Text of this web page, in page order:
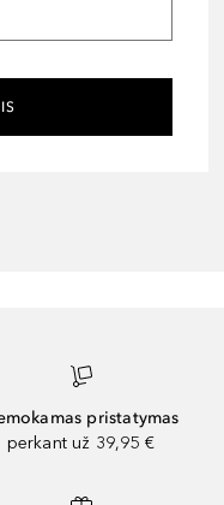
pristatymas
perkant už 39,95 €